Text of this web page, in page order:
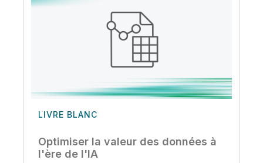
LIVRE BLANC
Optimiser la valeur des données à
l'ère de l'IA